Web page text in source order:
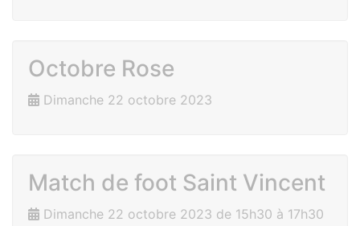
Octobre Rose
Dimanche 22 octobre 2023
Match de foot Saint Vincent
Dimanche 22 octobre 2023 de 15h30 à 17h30